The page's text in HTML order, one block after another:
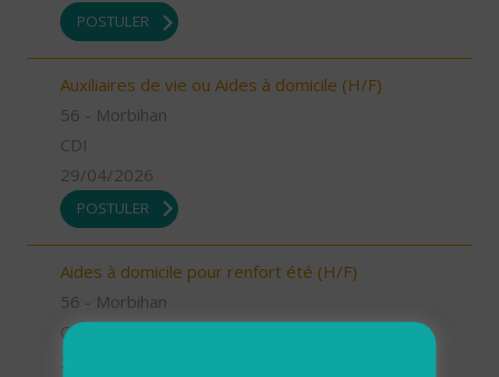
POSTULER
Auxiliaires de vie ou Aides à domicile (H/F)
56 - Morbihan
CDI
29/04/2026
POSTULER
Aides à domicile pour renfort été (H/F)
56 - Morbihan
CDD